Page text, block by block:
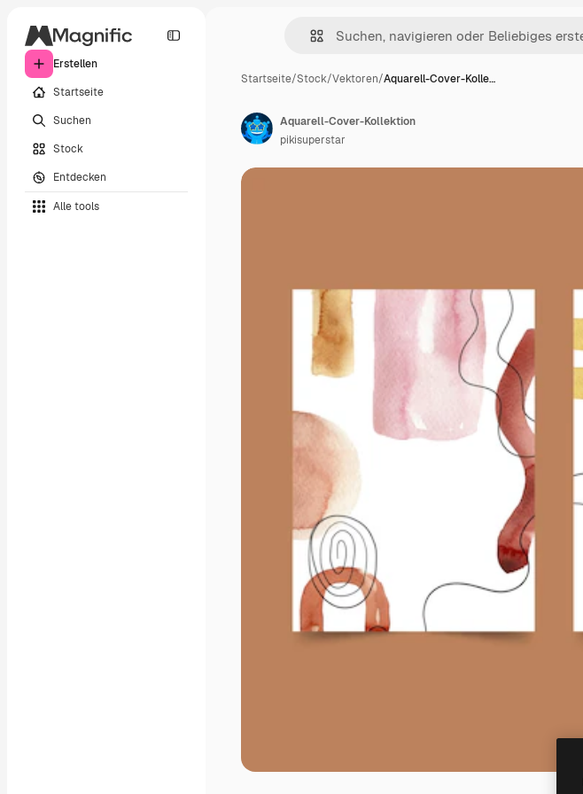
Erstellen
Startseite
Suchen
Stock
Entdecken
Alle tools
Startseite/Stock/Vektoren/Aquarell-Cover-Kolle…
Aquarell-Cover-Kollektion
pikisuperstar